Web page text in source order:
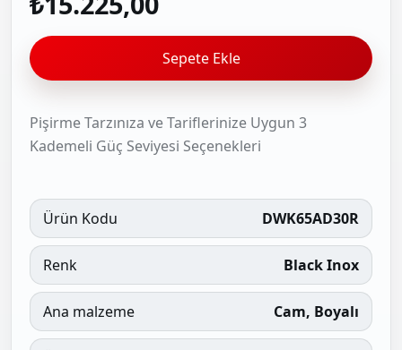
Sepete Ekle
Pişirme Tarzınıza ve Tariflerinize Uygun 3
Kademeli Güç Seviyesi Seçenekleri
Ürün Kodu DWK65AD30R
Renk Black Inox
Ana malzeme Cam, Boyalı